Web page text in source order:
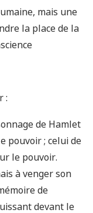
mais une
la place de la
:
de Hamlet
pouvoir ; celui de
le pouvoir.
à venger son
de
devant le